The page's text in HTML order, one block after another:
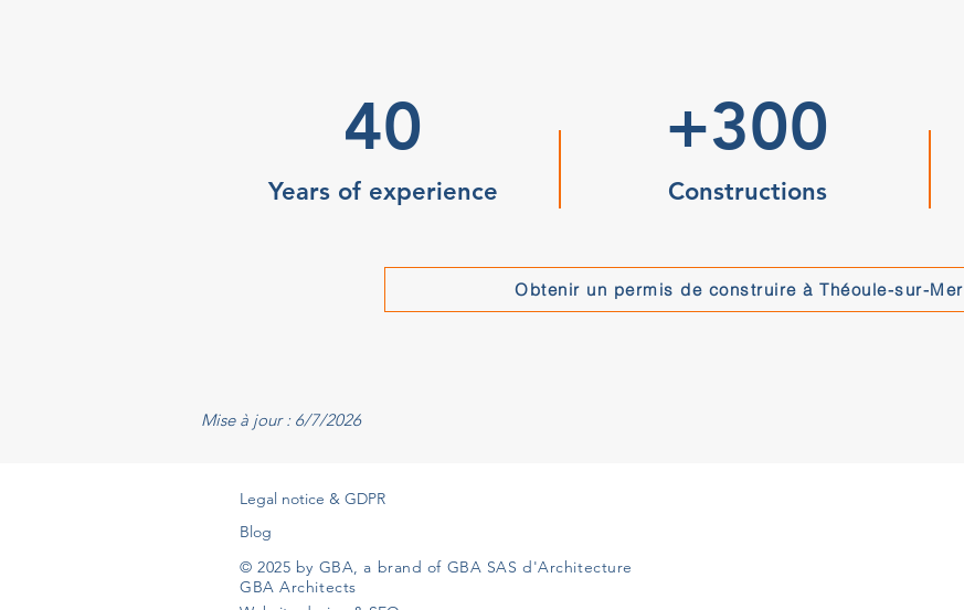
40
Years of experience
+300
Constructions
Obtenir un permis de construire à Théoule-sur-Mer
Mise à jour : 6/7/2026
Legal notice & GDPR
Blog
© 2025 by GBA, a brand of GBA SAS d'Architecture
GBA Architects